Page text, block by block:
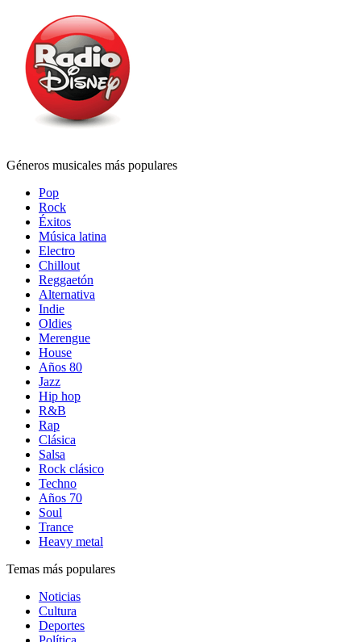
Géneros musicales más populares
Pop
Rock
Éxitos
Música latina
Electro
Chillout
Reggaetón
Alternativa
Indie
Oldies
Merengue
House
Años 80
Jazz
Hip hop
R&B
Rap
Clásica
Salsa
Rock clásico
Techno
Años 70
Soul
Trance
Heavy metal
Temas más populares
Noticias
Cultura
Deportes